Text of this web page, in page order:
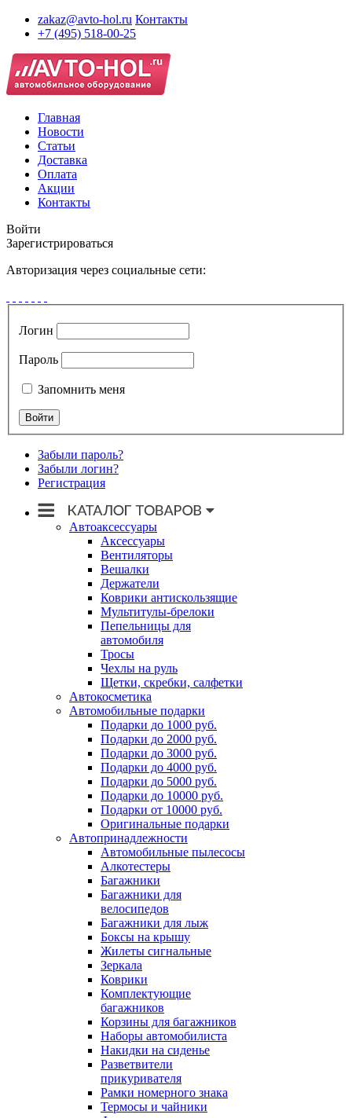
zakaz@avto-hol.ru Контакты
+7 (495) 518-00-25
Главная
Новости
Статьи
Доставка
Оплата
Акции
Контакты
Войти
Зарегистрироваться
Авторизация через социальные сети:
Логин
Пароль
Запомнить меня
Забыли пароль?
Забыли логин?
Регистрация
Автоаксессуары
Аксессуары
Вентиляторы
Вешалки
Держатели
Коврики антискользящие
Мультитулы-брелоки
Пепельницы для
автомобиля
Тросы
Чехлы на руль
Щетки, скребки, салфетки
Автокосметика
Автомобильные подарки
Подарки до 1000 руб.
Подарки до 2000 руб.
Подарки до 3000 руб.
Подарки до 4000 руб.
Подарки до 5000 руб.
Подарки до 10000 руб.
Подарки от 10000 руб.
Оригинальные подарки
Автопринадлежности
Автомобильные пылесосы
Алкотестеры
Багажники
Багажники для
велосипедов
Багажники для лыж
Боксы на крышу
Жилеты сигнальные
Зеркала
Коврики
Комплектующие
багажников
Корзины для багажников
Наборы автомобилиста
Накидки на сиденье
Разветвители
прикуривателя
Рамки номерного знака
Термосы и чайники